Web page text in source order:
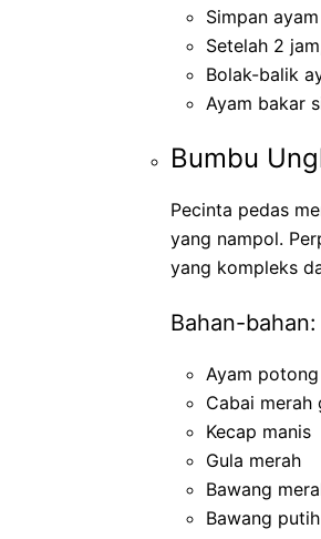
Simpan
Setelah 2
Bolak-balik
Ayam bakar
Bumbu
Pecinta pedas
yang nampol.
yang kompleks
Bahan-bahan:
Ayam potong
Cabai merah
Kecap manis
Gula merah
Bawang
Bawang